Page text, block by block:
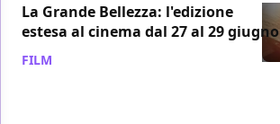
La Grande Bellezza: l'edizione
estesa al cinema dal 27 al 29 giugno
FILM